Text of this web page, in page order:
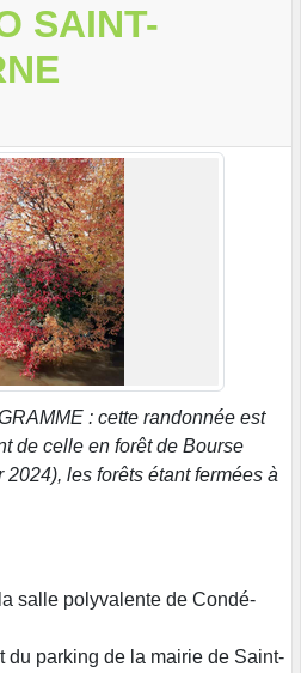
SAINT-
: cette randonnée est
de celle en forêt de Bourse
les forêts étant fermées à
salle polyvalente de Condé-
du parking de la mairie de Saint-